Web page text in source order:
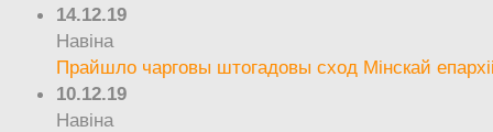
14.12.19
Навіна
Прайшло чарговы штогадовы сход Мінскай
10.12.19
Навіна